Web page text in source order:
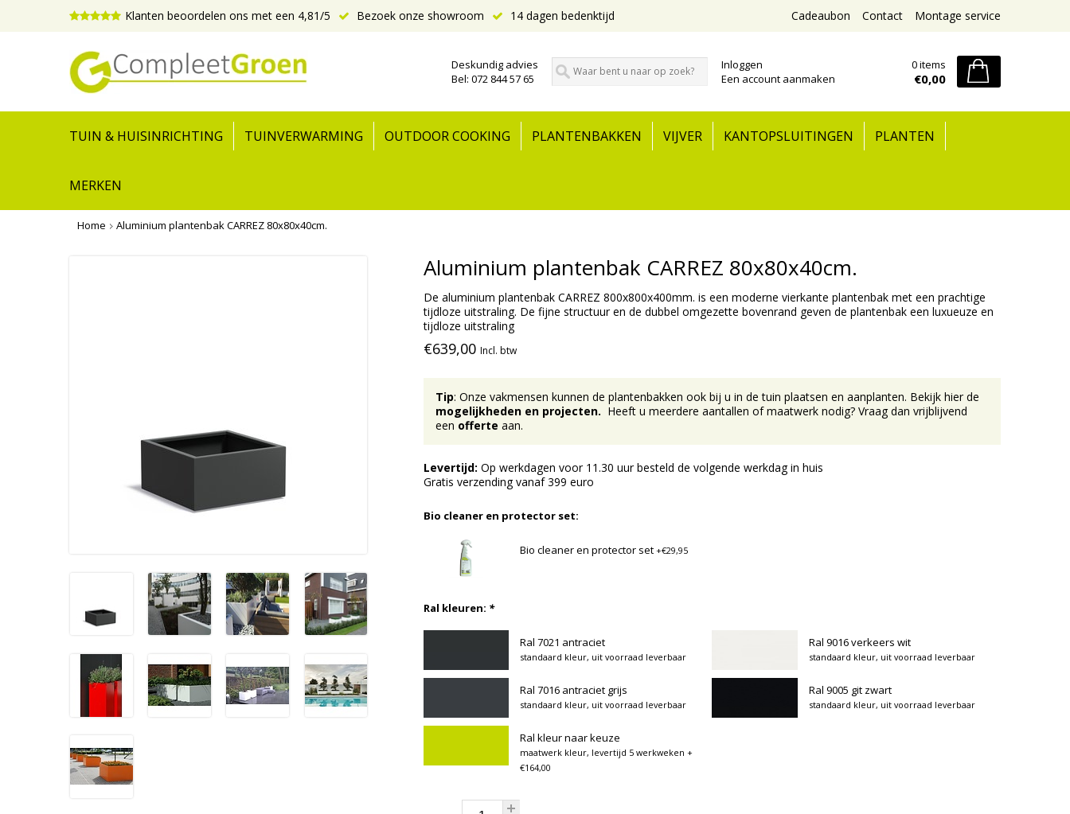
Klanten beoordelen ons met een 4,81/5 Bezoek onze showroom 14 dagen bedenktijd Montage service
Contact
Cadeaubon
Deskundig advies
Bel: 072 844 57 65
Inloggen
Een account aanmaken
0 items
€0,00
TUIN & HUISINRICHTING TUINVERWARMING OUTDOOR COOKING PLANTENBAKKEN VIJVER KANTOPSLUITINGEN PLANTEN
MERKEN
Home Aluminium plantenbak CARREZ 80x80x40cm.
Aluminium plantenbak CARREZ 80x80x40cm.
De aluminium plantenbak CARREZ 800x800x400mm. is een moderne vierkante plantenbak met een prachtige
tijdloze uitstraling. De fijne structuur en de dubbel omgezette bovenrand geven de plantenbak een luxueuze en
tijdloze uitstraling
€639,00 Incl. btw
Tip: Onze vakmensen kunnen de plantenbakken ook bij u in de tuin plaatsen en aanplanten. Bekijk hier de
mogelijkheden en projecten. Heeft u meerdere aantallen of maatwerk nodig? Vraag dan vrijblijvend
een offerte aan.
Levertijd: Op werkdagen voor 11.30 uur besteld de volgende werkdag in huis
Gratis verzending vanaf 399 euro
Bio cleaner en protector set:
Bio cleaner en protector set+€29,95
Ral kleuren: *
Ral 7021 antraciet
standaard kleur, uit voorraad leverbaar
Ral 9016 verkeers wit
standaard kleur, uit voorraad leverbaar
Ral 7016 antraciet grijs
standaard kleur, uit voorraad leverbaar
Ral 9005 git zwart
standaard kleur, uit voorraad leverbaar
Ral kleur naar keuze
maatwerk kleur, levertijd 5 werkweken +
€164,00